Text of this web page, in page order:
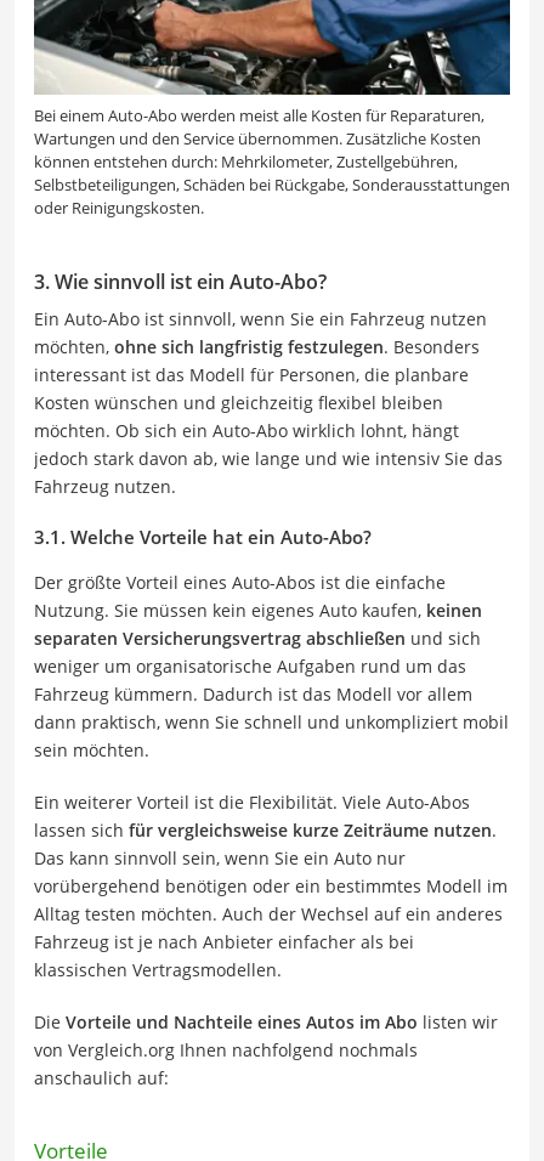
Bei einem Auto-Abo werden meist alle Kosten für Reparaturen,
Wartungen und den Service übernommen. Zusätzliche Kosten
können entstehen durch: Mehrkilometer, Zustellgebühren,
Selbstbeteiligungen, Schäden bei Rückgabe, Sonderausstattungen
oder Reinigungskosten.
3. Wie sinnvoll ist ein Auto-Abo?
Ein Auto-Abo ist sinnvoll, wenn Sie ein Fahrzeug nutzen
möchten, ohne sich langfristig festzulegen. Besonders
interessant ist das Modell für Personen, die planbare
Kosten wünschen und gleichzeitig flexibel bleiben
möchten. Ob sich ein Auto-Abo wirklich lohnt, hängt
jedoch stark davon ab, wie lange und wie intensiv Sie das
Fahrzeug nutzen.
3.1. Welche Vorteile hat ein Auto-Abo?
Der größte Vorteil eines Auto-Abos ist die einfache
Nutzung. Sie müssen kein eigenes Auto kaufen, keinen
separaten Versicherungsvertrag abschließen und sich
weniger um organisatorische Aufgaben rund um das
Fahrzeug kümmern. Dadurch ist das Modell vor allem
dann praktisch, wenn Sie schnell und unkompliziert mobil
sein möchten.
Ein weiterer Vorteil ist die Flexibilität. Viele Auto-Abos
lassen sich für vergleichsweise kurze Zeiträume nutzen.
Das kann sinnvoll sein, wenn Sie ein Auto nur
vorübergehend benötigen oder ein bestimmtes Modell im
Alltag testen möchten. Auch der Wechsel auf ein anderes
Fahrzeug ist je nach Anbieter einfacher als bei
klassischen Vertragsmodellen.
Die Vorteile und Nachteile eines Autos im Abo listen wir
von Vergleich.org Ihnen nachfolgend nochmals
anschaulich auf:
Vorteile